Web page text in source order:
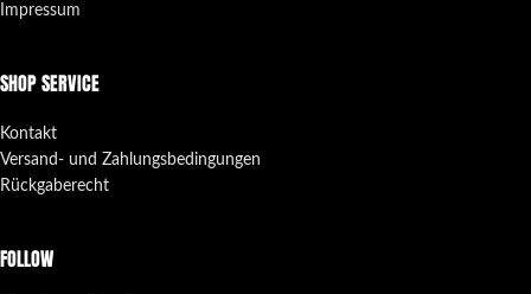
Impressum
SHOP SERVICE
Kontakt
Versand- und Zahlungsbedingungen
Rückgaberecht
FOLLOW